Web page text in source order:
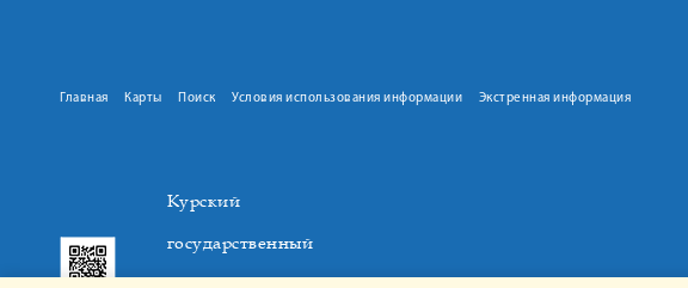
Главная Карты Поиск Условия использования информации Экстренная информация
Курский
государственный